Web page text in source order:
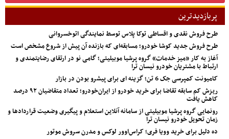
پربازدیدترین
طرح فروش نقدی و اقساطی توکا پلاس توسط نمایندگی اتوخسروانی
طرح فروش جدید کوشا خودرو؛ مسابقه‌ای که بازنده آن پیش از شروع مشخص است
آغاز به کار «میز خدمات» گروه پرشیا موبیلیتی؛ گامی نو در ارتقای رضایتمندی و
ارتباط با مشتریان خودرو نیسان ترا
کامیونت کمپرسی جک 6 تن؛ گزینه ای برای پیشرو بودن در بازار
ریزش کم‌ سابقه تقاضا برای خرید خودرو از ایران‌خودرو؛ تعداد متقاضیان ۹۲ درصد
کاهش یافت
رونمایی گروه پرشیا موبیلیتی از سامانه آنلاین استعلام و پیگیری وضعیت قراردادها و
زمان تحویل خودرو نیسان ترا
ده دلیل برای خرید وویا فری؛ کراس‌اوور لوکس و مدرن سروش موتور